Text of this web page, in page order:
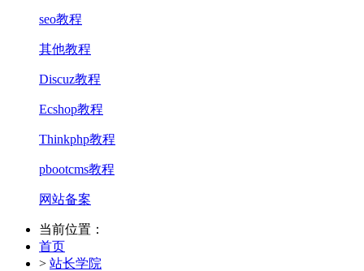
seo教程
其他教程
Discuz教程
Ecshop教程
Thinkphp教程
pbootcms教程
网站备案
当前位置：
首页
> 站长学院